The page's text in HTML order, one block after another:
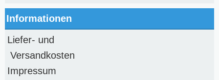
Informationen
Liefer- und
Versandkosten
Impressum